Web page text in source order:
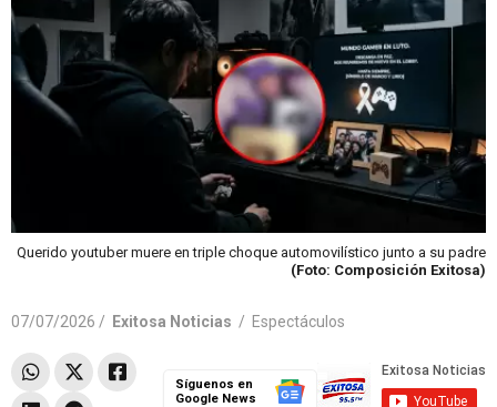
Querido youtuber muere en triple choque automovilístico junto a su padre
(Foto: Composición Exitosa)
07/07/2026 / Exitosa Noticias / Espectáculos
Síguenos en
Google News